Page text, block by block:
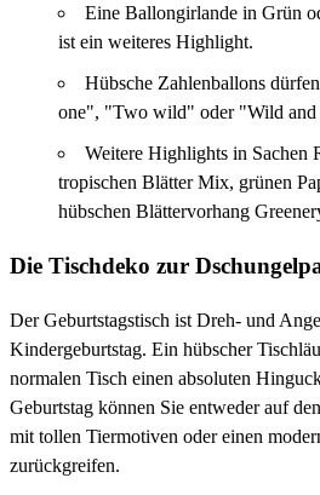
Eine Ballongirlande in Grün
ist ein weiteres Highlight.
Hübsche Zahlenballons
one", "Two wild" oder "Wild and
Weitere Highlights in Sachen
tropischen Blätter Mix, grünen
hübschen Blättervorhang
Die Tischdeko zur
Der Geburtstagstisch ist Dreh- und
Kindergeburtstag. Ein hübscher
normalen Tisch einen absoluten
Geburtstag können Sie entweder auf
mit tollen Tiermotiven oder einen
zurückgreifen.